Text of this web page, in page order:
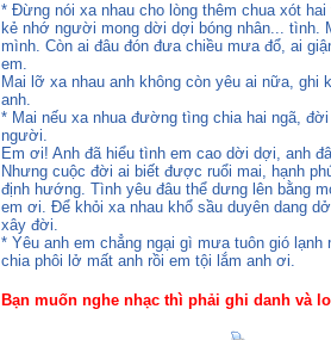
* Đừng nói xa nhau cho lòng thêm chua xót
kẻ nhớ người mong dời dợi bóng nhân... tình.
mình. Còn ai đâu đón đưa chiều mưa đổ, ai
em.
Mai lỡ xa nhau anh không còn yêu ai nữa, ghi
anh.
* Mai nếu xa nhua đường tìng chia hai ngã,
người.
Em ơi! Anh đã hiểu tình em cao dời dợi, anh
Nhưng cuộc đời ai biết được ruổi mai, hạnh
định hướng. Tình yêu đâu thể dưng lên bằng
em ơi. Để khỏi xa nhau khổ sầu duyên dang
xây đời.
* Yêu anh em chẳng ngại gì mưa tuôn gió
chia phôi lở mất anh rồi em tội lắm anh ơi.
Bạn muốn nghe nhạc thì phải ghi danh và